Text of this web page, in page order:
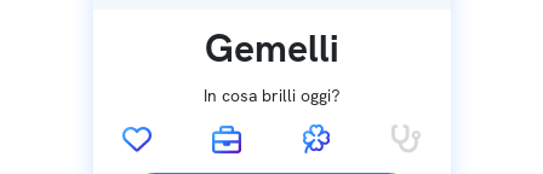
Gemelli
In cosa brilli oggi?